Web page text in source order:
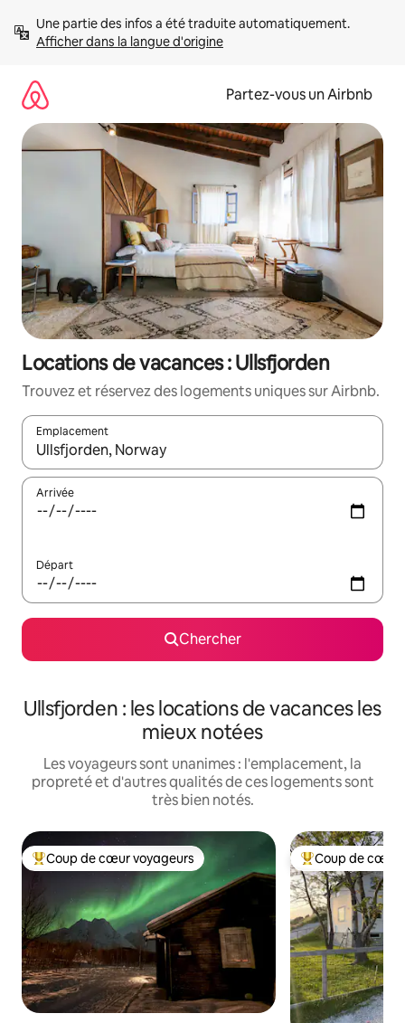
directement
Afficher dans la langue d'origine
Partez-vous un Airbnb
Locations de vacances : Ullsfjorden
Trouvez et réservez des logements uniques sur Airbnb.
Emplacement
Quand les résultats sont affichés, parcourez-les en utilisant
Arrivée
Départ
Chercher
Ullsfjorden : les locations de vacances les
mieux notées
Les voyageurs sont unanimes : l'emplacement, la
propreté et d'autres qualités de ces logements sont
très bien notés.
Coup de cœur voyageurs parmi les plus aimés
Coup de cœur voyageurs Coup de cœur
Coup de cœur